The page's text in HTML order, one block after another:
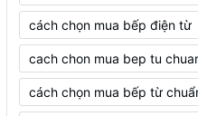
cách chọn mua bếp điện từ
cach chon mua bep tu
cách chọn mua bếp từ